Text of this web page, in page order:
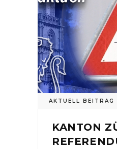
AKTUELL BEITRAG
KANTON